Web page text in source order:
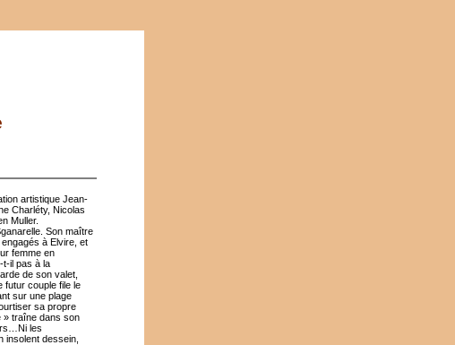
artistique Jean-
Charléty, Nicolas
Muller.
Son maître
à Elvire, et
femme en
t-il pas à la
de son valet,
futur couple file le
sur une plage
sa propre
» traîne dans son
les
insolent dessein,